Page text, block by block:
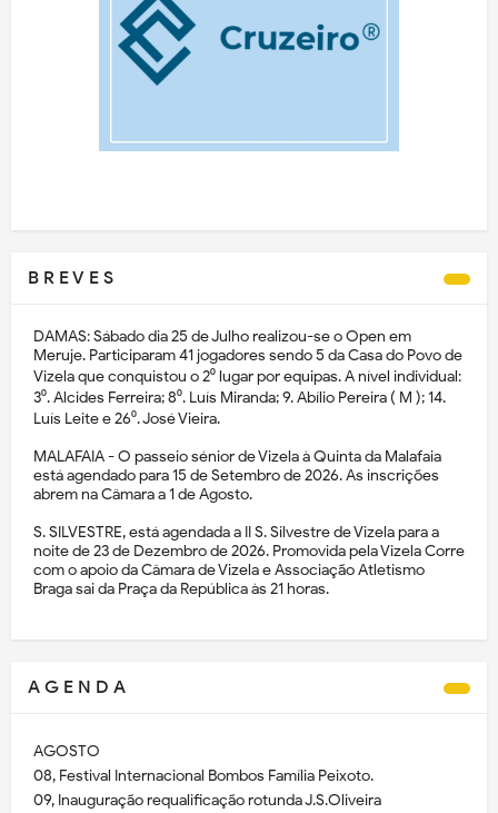
B R E V E S
DAMAS: Sábado dia 25 de Julho realizou-se o Open em
Meruje. Participaram 41 jogadores sendo 5 da Casa do Povo de
Vizela que conquistou o 2⁰ lugar por equipas. A nível individual:
3⁰. Alcides Ferreira; 8⁰. Luís Miranda; 9. Abílio Pereira ( M ); 14.
Luís Leite e 26⁰. José Vieira.
MALAFAIA - O passeio sénior de Vizela à Quinta da Malafaia
está agendado para 15 de Setembro de 2026. As inscrições
abrem na Câmara a 1 de Agosto.
S. SILVESTRE, está agendada a II S. Silvestre de Vizela para a
noite de 23 de Dezembro de 2026. Promovida pela Vizela Corre
com o apoio da Câmara de Vizela e Associação Atletismo
Braga sai da Praça da República às 21 horas.
A G E N D A
AGOSTO
08, Festival Internacional Bombos Família Peixoto.
09, Inauguração requalificação rotunda J.S.Oliveira